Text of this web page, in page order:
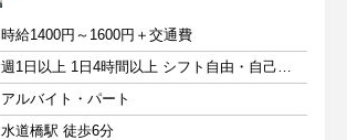
時給1400円～1600円＋交通費
週1日以上 1日4時間以上 シフト自由・自己申告
アルバイト・パート
水道橋駅 徒歩6分